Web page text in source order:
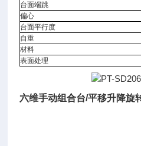
台面端跳
偏心
台面平行度
自重
材料
表面处理
六维手动组合台/平移升降旋